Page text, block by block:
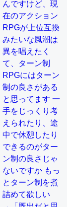
はなぜ海にいな
う脊椎動物と貝
無くしてナメク
はなぜ海にいな
覗いてる。ぼ
マップで